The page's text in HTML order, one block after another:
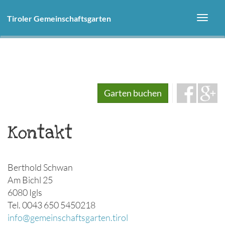
zum
Tiroler Gemeinschaftsgarten
Garten buchen
Kontakt
Berthold Schwan
Am Bichl 25
6080 Igls
Tel. 0043 650 5450218
info@gemeinschaftsgarten.tirol